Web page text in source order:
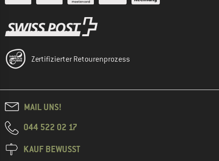
Zertifizierter Retourenprozess
MAIL UNS!
044 522 02 17
KAUF BEWUSST